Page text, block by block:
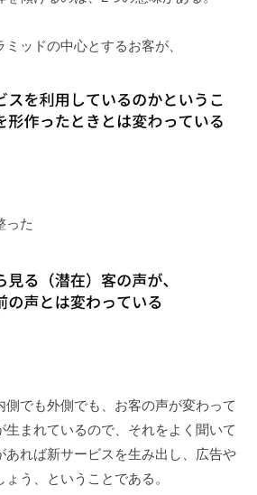
ッドの中心とするお客が、
った
側でも外側でも、お客の声が変わって
生まれているので、それをよく聞いて
あれば新サービスを生み出し、広告や
う、ということである。